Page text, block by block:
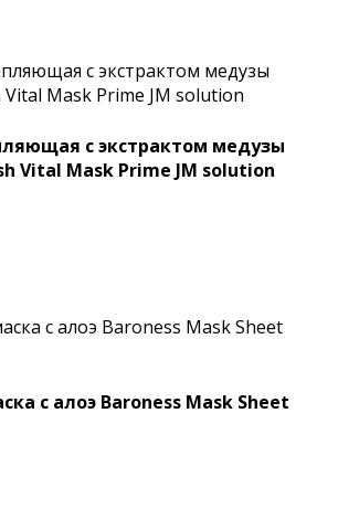
с экстрактом медузы
Vital Mask Prime JM solution
с алоэ Baroness Mask Sheet